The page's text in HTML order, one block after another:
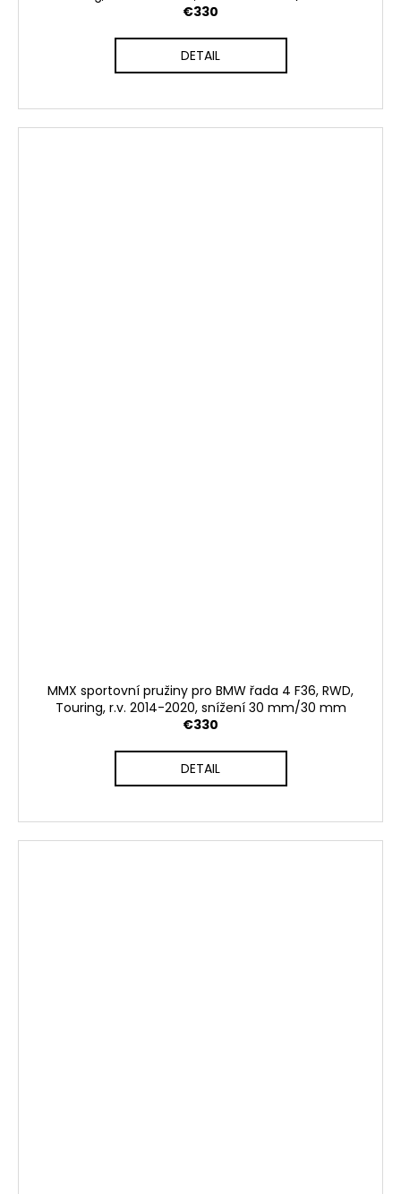
€330
DETAIL
MMX sportovní pružiny pro BMW řada 4 F36, RWD,
Touring, r.v. 2014-2020, snížení 30 mm/30 mm
€330
DETAIL